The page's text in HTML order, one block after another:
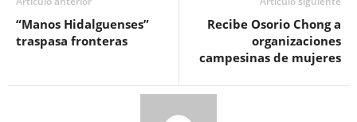
“Manos Hidalguenses”
traspasa fronteras
Recibe Osorio Chong a
organizaciones
campesinas de mujeres